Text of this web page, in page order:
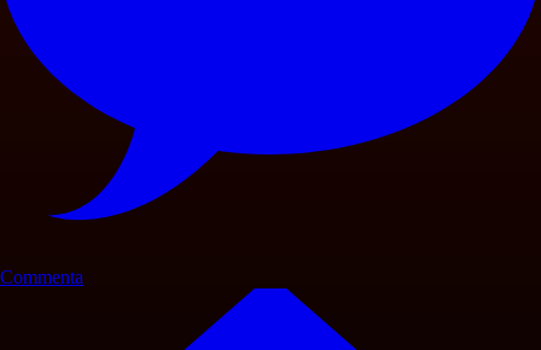
Commenta